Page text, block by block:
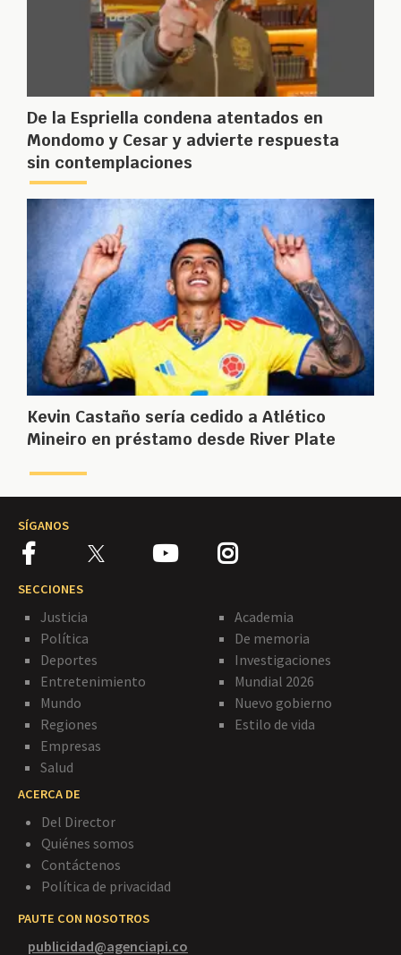
De la Espriella condena atentados en
Mondomo y Cesar y advierte respuesta
sin contemplaciones
Kevin Castaño sería cedido a Atlético
Mineiro en préstamo desde River Plate
SÍGANOS
SECCIONES
Justicia
Política
Deportes
Entretenimiento
Mundo
Regiones
Empresas
Salud
Academia
De memoria
Investigaciones
Mundial 2026
Nuevo gobierno
Estilo de vida
ACERCA DE
Del Director
Quiénes somos
Contáctenos
Política de privacidad
PAUTE CON NOSOTROS
publicidad@agenciapi.co